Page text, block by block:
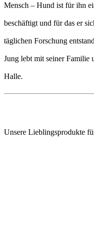
Mensch – Hund ist für ihn
beschäftigt und für das er
täglichen Forschung
Jung lebt mit seiner Familie
Halle.
Unsere Lieblingsprodukte